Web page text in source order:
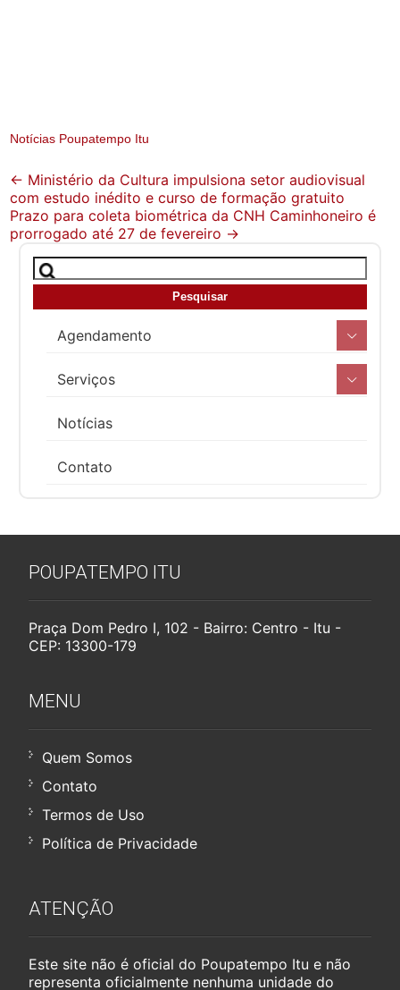
Notícias Poupatempo Itu
Post
navigation
← Ministério da Cultura impulsiona setor audiovisual
com estudo inédito e curso de formação gratuito
Prazo para coleta biométrica da CNH Caminhoneiro é
prorrogado até 27 de fevereiro →
Agendamento
Serviços
Notícias
Contato
POUPATEMPO ITU
Praça Dom Pedro I, 102 - Bairro: Centro - Itu -
CEP: 13300-179
MENU
Quem Somos
Contato
Termos de Uso
Política de Privacidade
ATENÇÃO
Este site não é oficial do Poupatempo Itu e não
representa oficialmente nenhuma unidade do